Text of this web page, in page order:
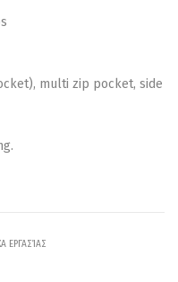
multi zip pocket, side
ΕΡΓΑΣΊΑΣ